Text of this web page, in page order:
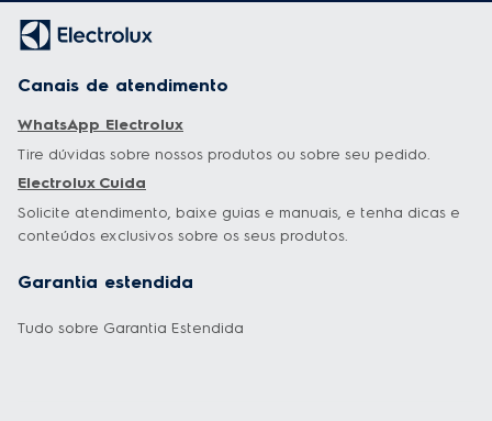
Canais de atendimento
WhatsApp Electrolux
Tire dúvidas sobre nossos produtos ou sobre seu pedido.
Electrolux Cuida
Solicite atendimento, baixe guias e manuais, e tenha dicas e
conteúdos exclusivos sobre os seus produtos.
Garantia estendida
Tudo sobre Garantia Estendida